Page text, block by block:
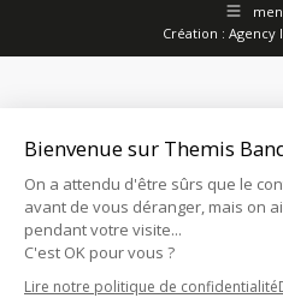
Bienvenue sur Themis
On a attendu d'être sûrs que le
avant de vous déranger, mais on
pendant votre visite...
C'est OK pour vous ?
Lire notre politique de confidentialité
Création : Agency